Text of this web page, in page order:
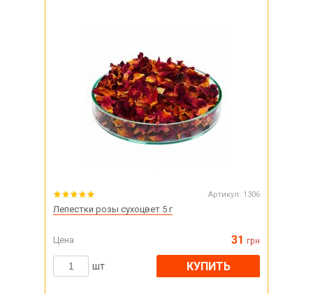
Артикул: 1306
Лепестки розы сухоцвет 5 г
Цена 31 грн
шт КУПИТЬ